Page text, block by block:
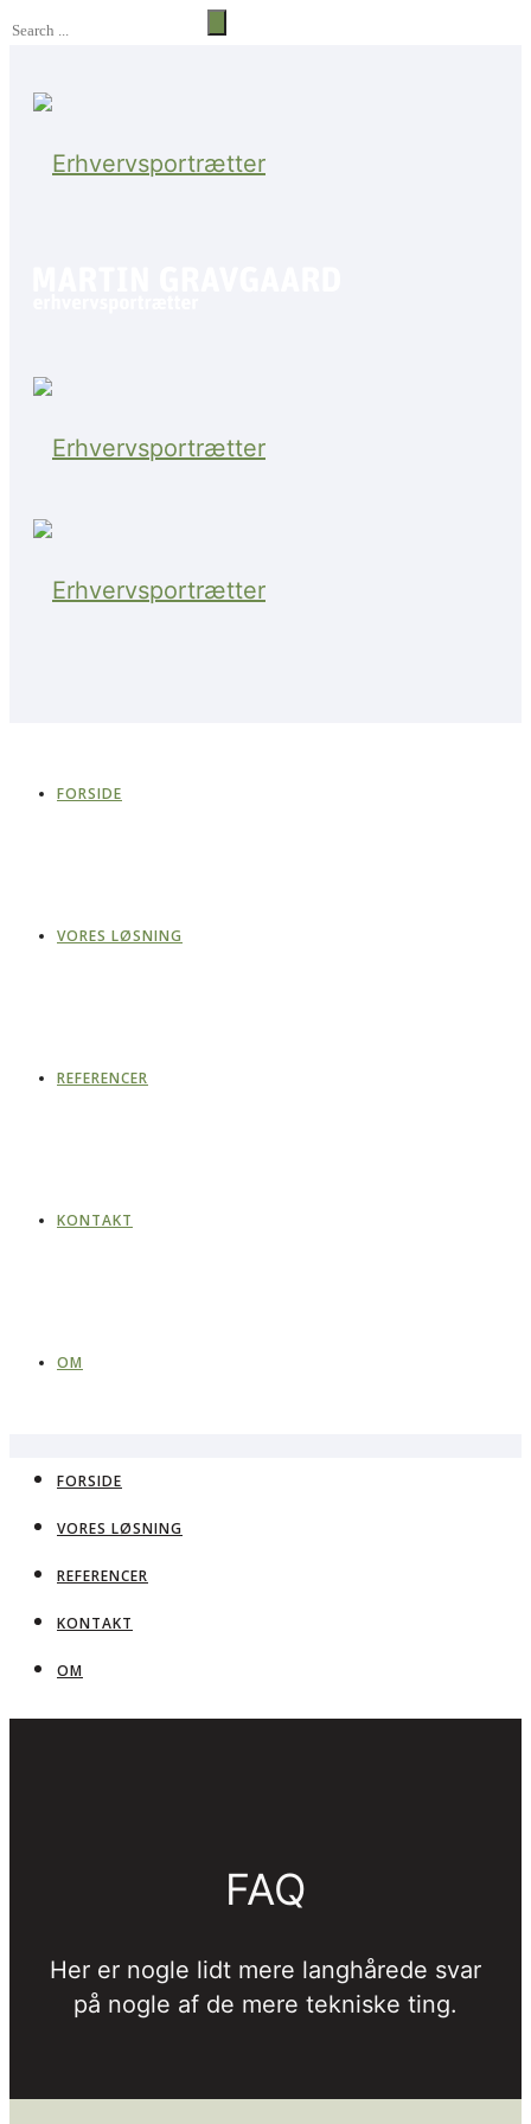
FORSIDE
VORES LØSNING
REFERENCER
KONTAKT
OM
FORSIDE
VORES LØSNING
REFERENCER
KONTAKT
OM
FAQ
Her er nogle lidt mere langhårede svar
på nogle af de mere tekniske ting.